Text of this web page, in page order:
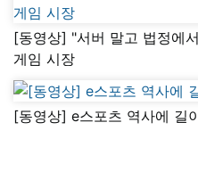
[동영상] "서버 말고 법정에
게임 시장
[동영상] e스포츠 역사에 길